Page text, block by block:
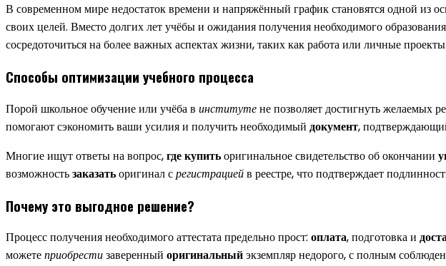
В современном мире недостаток времени и напряжённый график становятся одной из
своих целей. Вместо долгих лет учёбы и ожидания получения необходимого
сосредоточиться на более важных аспектах жизни, таких как работа или личные проекты.
Способы оптимизации учебного процесса
Порой школьное обучение или учёба в институтене позволяет достигнуть желаемых
помогают сэкономить ваши усилия и получить необходимый документ,
Многие ищут ответы на вопрос,где купитьоригинальное свидетельство об окончании
возможностьзаказатьоригинал срегистрациейв реестре, что подтверждает
Почему это выгодное решение?
Процесс получения необходимого аттестата предельно прост: оплата, подготовка и
можетеприобрестизаверенный оригинальныйэкземпляр недорого, с полным